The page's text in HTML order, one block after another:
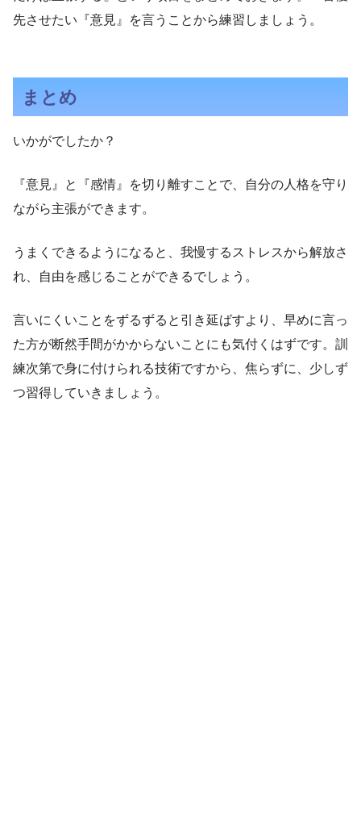
先させたい『意見』を言うことから練習しましょう。
まとめ
いかがでしたか？
『意見』と『感情』を切り離すことで、自分の人格を守り
ながら主張ができます。
うまくできるようになると、我慢するストレスから解放さ
れ、自由を感じることができるでしょう。
言いにくいことをずるずると引き延ばすより、早めに言っ
た方が断然手間がかからないことにも気付くはずです。訓
練次第で身に付けられる技術ですから、焦らずに、少しず
つ習得していきましょう。